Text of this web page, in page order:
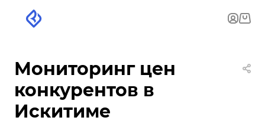
Мониторинг цен
конкурентов в
Искитиме